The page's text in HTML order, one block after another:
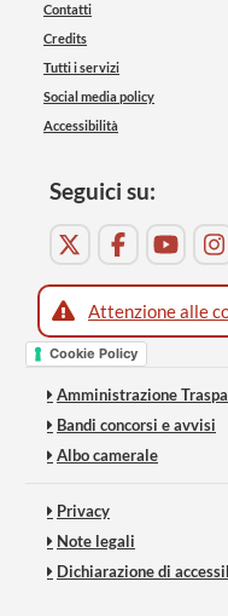
Contatti
Credits
Tutti i servizi
Social media policy
Accessibilità
Seguici su:
Attenzione alle
Cookie Policy
Amministrazione
Bandi concorsi e avvisi
Albo camerale
Privacy
Note legali
Dichiarazione di